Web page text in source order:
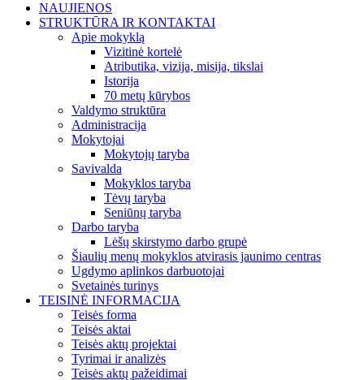
NAUJIENOS
STRUKTŪRA IR KONTAKTAI
Apie mokyklą
Vizitinė kortelė
Atributika, vizija, misija, tikslai
Istorija
70 metų kūrybos
Valdymo struktūra
Administracija
Mokytojai
Mokytojų taryba
Savivalda
Mokyklos taryba
Tėvų taryba
Seniūnų taryba
Darbo taryba
Lėšų skirstymo darbo grupė
Šiaulių menų mokyklos atvirasis jaunimo centras
Ugdymo aplinkos darbuotojai
Svetainės turinys
TEISINĖ INFORMACIJA
Teisės forma
Teisės aktai
Teisės aktų projektai
Tyrimai ir analizės
Teisės aktų pažeidimai